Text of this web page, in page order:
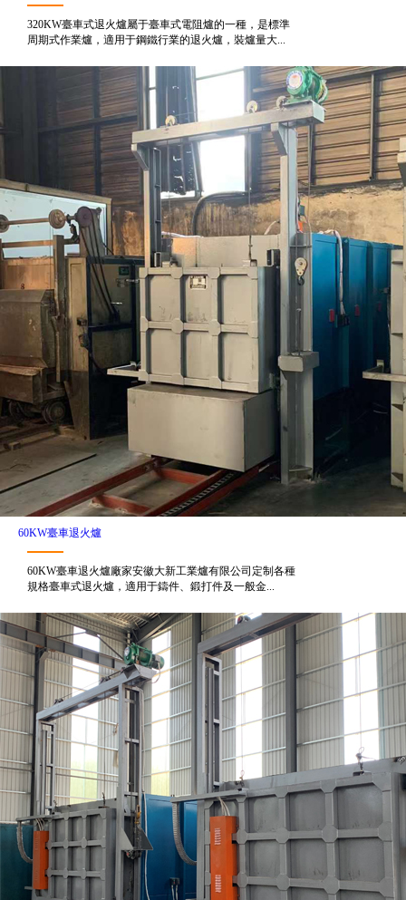
320KW臺車式退火爐屬于臺車式電阻爐的一種，是標準
周期式作業爐，適用于鋼鐵行業的退火爐，裝爐量大...
60KW臺車退火爐
60KW臺車退火爐廠家安徽大新工業爐有限公司定制各種
規格臺車式退火爐，適用于鑄件、鍛打件及一般金...